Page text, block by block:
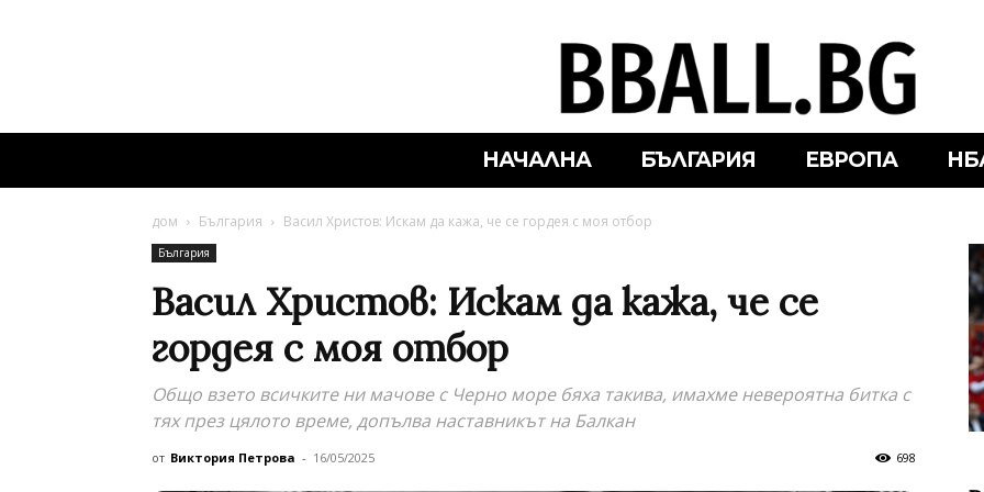
НАЧАЛНА БЪЛГАРИЯ ЕВРОПА
дом България Васил Христов: Искам да кажа, че се гордея с моя отбор
България
Васил Христов: Искам да кажа, че се
гордея с моя отбор
Общо взето всичките ни мачове с Черно море бяха такива, имахме невероятна битка с
тях през цялото време, допълва наставникът на Балкан
от Виктория Петрова - 16/05/2025 698